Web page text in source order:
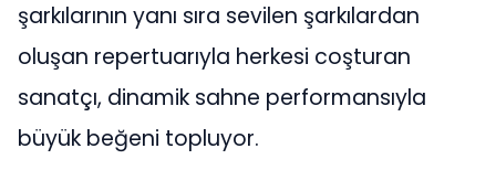
şarkılarının yanı sıra sevilen şarkılardan
oluşan repertuarıyla herkesi coşturan
sanatçı, dinamik sahne performansıyla
büyük beğeni topluyor.